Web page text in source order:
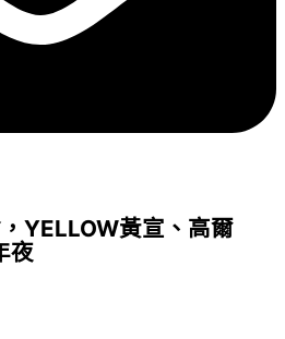
YELLOW黃宣、高爾
夜